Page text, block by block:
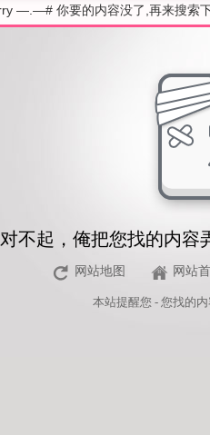
对不起，俺把您找的内容
网站地图 网站
本站提醒您 - 您找的